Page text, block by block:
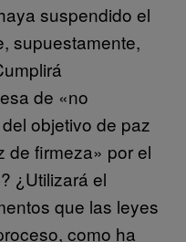
suspendido el
supuestamente,
de «no
objetivo de paz
de firmeza» por el
¿Utilizará el
que las leyes
como ha